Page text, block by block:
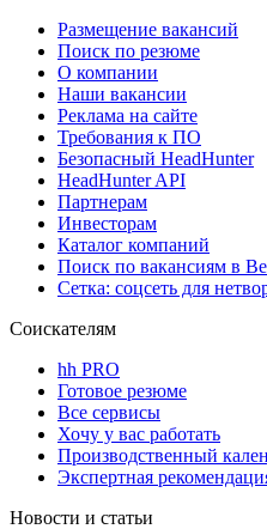
Размещение вакансий
Поиск по резюме
О компании
Наши вакансии
Реклама на сайте
Требования к ПО
Безопасный HeadHunter
HeadHunter API
Партнерам
Инвесторам
Каталог компаний
Поиск по вакансиям в
Сетка: соцсеть для
Соискателям
hh PRO
Готовое резюме
Все сервисы
Хочу у вас работать
Производственный
Экспертная
Новости и статьи